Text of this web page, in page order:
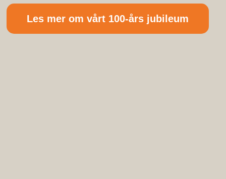
Les mer om vårt 100-års jubileum